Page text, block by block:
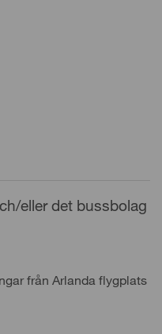
eller det bussbolag
från Arlanda flygplats